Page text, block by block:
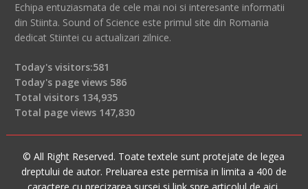
Echipa entuziasmata de cele mai noi si interesante informatii
din Stiinta. Sound of Science este primul site din Romania
dedicat Stiintei cu actualizari zilnice.
Today's visitors:581
Today's page views 586
Total visitors 134,935
Total page views 147,830
© All Right Reserved. Toate textele sunt protejate de legea
dreptului de autor. Preluarea este permisa in limita a 400 de